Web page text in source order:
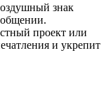
знак
проект или
и укрепит